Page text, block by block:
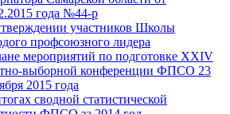
года №44-р
участников Школы
профсоюзного лидера
мероприятий по подготовке XXIV
выборной конференции ФПСО 23
2015 года
сводной статистической